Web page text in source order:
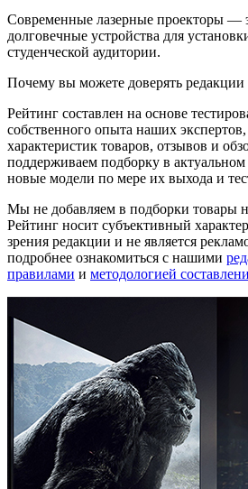
Современные лазерные проекторы —
долговечные устройства для
студенческой аудитории.
Почему вы можете доверять
Рейтинг составлен на основе
собственного опыта наших
характеристик товаров, отзывов и
поддерживаем подборку в
новые модели по мере их выхода и
Мы не добавляем в подборки товары
Рейтинг носит субъективный
зрения редакции и не является
подробнее ознакомиться с нашими
правилами и методологией